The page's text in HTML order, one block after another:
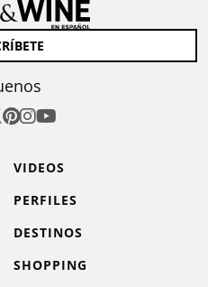
VIDEOS
PERFILES
DESTINOS
SHOPPING